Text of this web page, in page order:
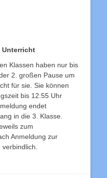
Unterricht
Klassen haben nur bis
2. großen Pause um
für sie. Sie können
bis 12:55 Uhr
endet
in die 3. Klasse.
zum
Anmeldung zur